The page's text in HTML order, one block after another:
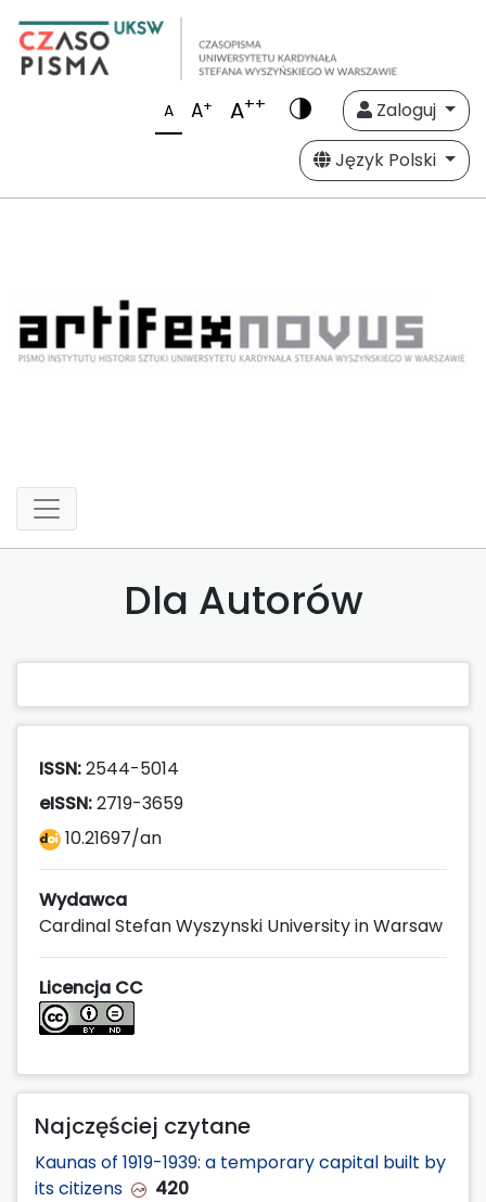
A A+ A++
Zaloguj
Język Polski
Dla Autorów
ISSN:2544-5014
eISSN:2719-3659
10.21697/an
Wydawca
Cardinal Stefan Wyszynski University in Warsaw
Licencja CC
Najczęściej czytane
Kaunas of 1919-1939: a temporary capital built by
its citizens
420